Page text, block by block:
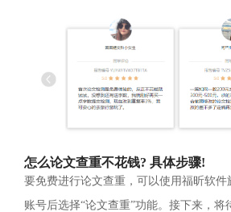
怎么论文查重不花钱? 具体步骤!
要免费进行论文查重，可以使用福昕软
账号后选择“论文查重”功能。接下来，